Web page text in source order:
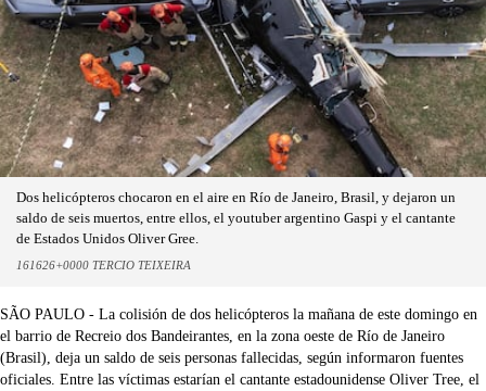
Dos helicópteros chocaron en el aire en Río de Janeiro, Brasil, y dejaron un
saldo de seis muertos, entre ellos, el youtuber argentino Gaspi y el cantante
de Estados Unidos Oliver Gree.
161626+0000 TERCIO TEIXEIRA
SÃO PAULO - La colisión de dos helicópteros la mañana de este domingo en
el barrio de Recreio dos Bandeirantes, en la zona oeste de Río de Janeiro
(Brasil), deja un saldo de seis personas fallecidas, según informaron fuentes
oficiales. Entre las víctimas estarían el cantante estadounidense Oliver Tree, el